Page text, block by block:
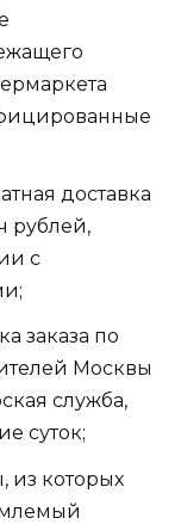
доставка
рублей,
с
заказа по
Москвы
служба,
суток;
из которых